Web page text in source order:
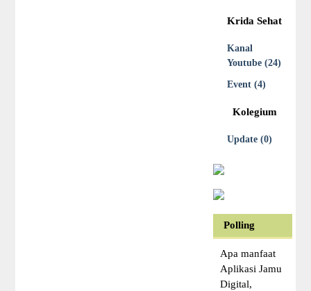
Krida Sehat
Kanal
Youtube (24)
Event (4)
Kolegium
Update (0)
Polling
Apa manfaat
Aplikasi Jamu
Digital,